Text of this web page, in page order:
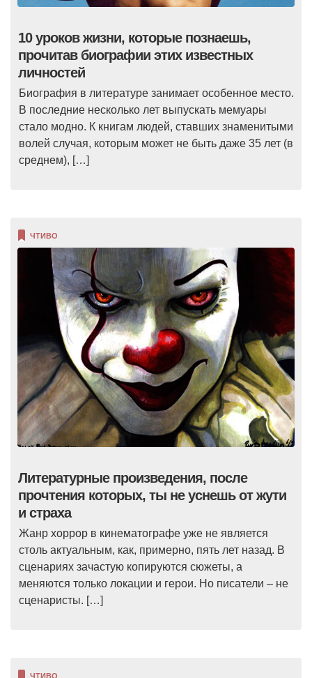
10 уроков жизни, которые познаешь,
прочитав биографии этих известных
личностей
Биография в литературе занимает особенное место.
В последние несколько лет выпускать мемуары
стало модно. К книгам людей, ставших знаменитыми
волей случая, которым может не быть даже 35 лет (в
среднем), […]
ЧТИВО
Литературные произведения, после
прочтения которых, ты не уснешь от жути
и страха
Жанр хоррор в кинематографе уже не является
столь актуальным, как, примерно, пять лет назад. В
сценариях зачастую копируются сюжеты, а
меняются только локации и герои. Но писатели – не
сценаристы. […]
ЧТИВО